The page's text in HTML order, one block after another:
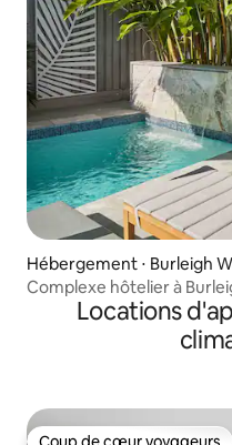
Hébergement ⋅ Burleigh
Complexe hôtelier à
Locations